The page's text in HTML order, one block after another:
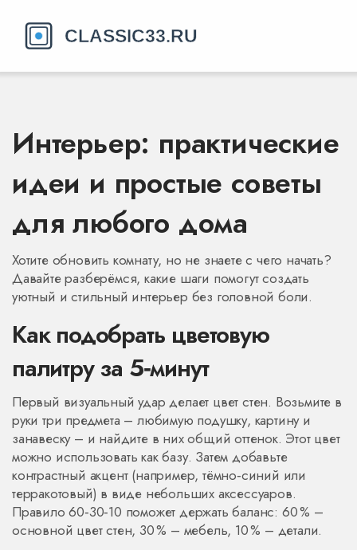
Интерьер: практические
идеи и простые советы
для любого дома
Хотите обновить комнату, но не знаете с чего начать?
Давайте разберёмся, какие шаги помогут создать
уютный и стильный интерьер без головной боли.
Как подобрать цветовую
палитру за 5‑минут
Первый визуальный удар делает цвет стен. Возьмите в
руки три предмета – любимую подушку, картину и
занавеску – и найдите в них общий оттенок. Этот цвет
можно использовать как базу. Затем добавьте
контрастный акцент (например, тёмно‑синий или
терракотовый) в виде небольших аксессуаров.
Правило 60‑30‑10 поможет держать баланс: 60 % –
основной цвет стен, 30 % – мебель, 10 % – детали.